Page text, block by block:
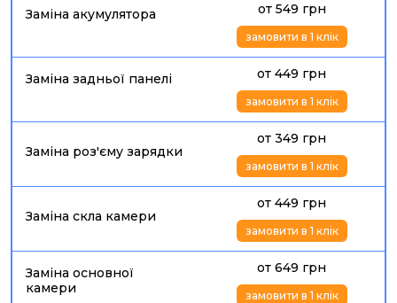
Заміна акумулятора от 549 грн
замовити в 1 клік
Заміна задньої панелі от 449 грн
замовити в 1 клік
Заміна роз'єму зарядки
от 349 грн
замовити в 1 клік
Заміна скла камери
от 449 грн
замовити в 1 клік
Заміна основної
камери
от 649 грн
замовити в 1 клік